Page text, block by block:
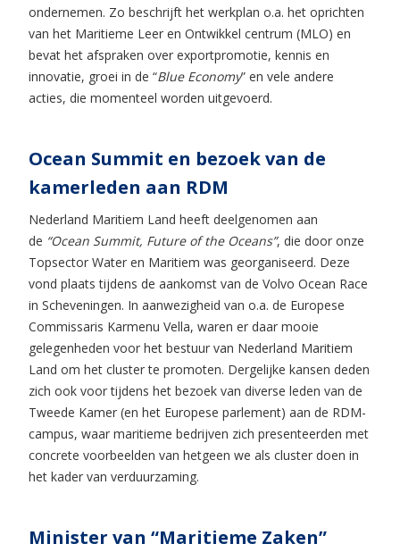
ondernemen. Zo beschrijft het werkplan o.a. het oprichten
van het Maritieme Leer en Ontwikkel centrum (MLO) en
bevat het afspraken over exportpromotie, kennis en
innovatie, groei in de “Blue Economy” en vele andere
acties, die momenteel worden uitgevoerd.
Ocean Summit en bezoek van de
kamerleden aan RDM
Nederland Maritiem Land heeft deelgenomen aan
de “Ocean Summit, Future of the Oceans”, die door onze
Topsector Water en Maritiem was georganiseerd. Deze
vond plaats tijdens de aankomst van de Volvo Ocean Race
in Scheveningen. In aanwezigheid van o.a. de Europese
Commissaris Karmenu Vella, waren er daar mooie
gelegenheden voor het bestuur van Nederland Maritiem
Land om het cluster te promoten. Dergelijke kansen deden
zich ook voor tijdens het bezoek van diverse leden van de
Tweede Kamer (en het Europese parlement) aan de RDM-
campus, waar maritieme bedrijven zich presenteerden met
concrete voorbeelden van hetgeen we als cluster doen in
het kader van verduurzaming.
Minister van “Maritieme Zaken”